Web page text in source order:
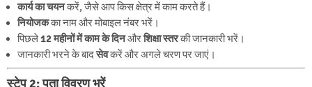
कार्य का चयनकरें, जैसे आप किस क्षेत्र में काम करते हैं।
नियोजकका नाम और मोबाइल नंबर भरें।
पिछले12 महीनों में काम के दिनऔरशिक्षा स्तरकी जानकारी भरें।
जानकारी भरने के बादसेवकरें और अगले चरण पर जाएं।
स्टेप 2: पता विवरण भरें